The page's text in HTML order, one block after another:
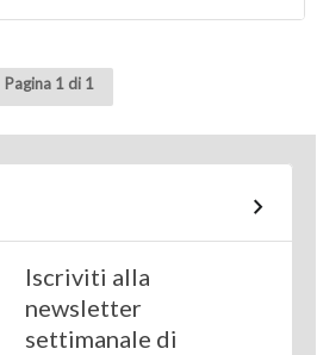
Pagina 1 di 1
Iscriviti alla
newsletter
settimanale di